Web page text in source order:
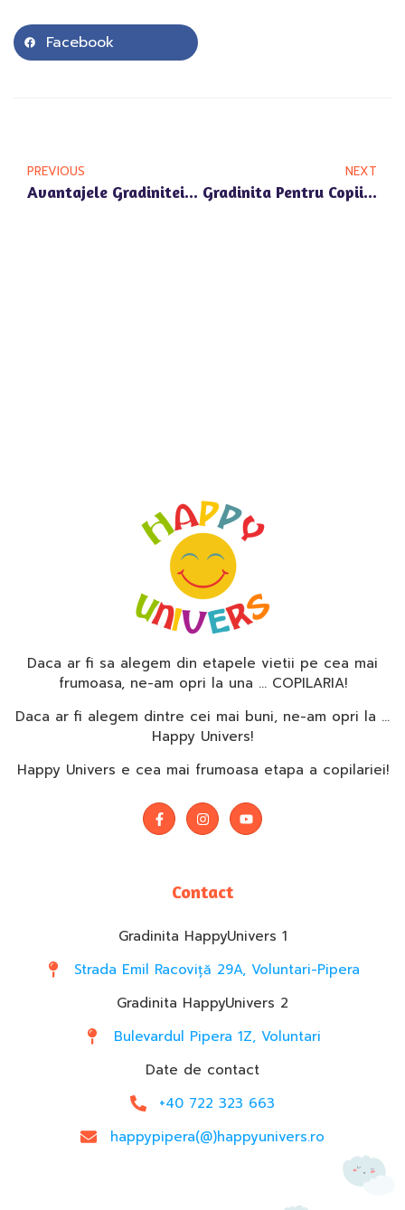
Facebook
PREVIOUS
Avantajele Gradinitei Cu Program Prelungit In Zona Tunari Pentru Parintii Din Voluntari
NEXT
Gradinita Pentru Copii 2-6 Ani In Voluntari – Dezvoltata Pentru Nevoile Celor Mici
Daca ar fi sa alegem din etapele vietii pe cea mai
frumoasa, ne-am opri la una … COPILARIA!
Daca ar fi alegem dintre cei mai buni, ne-am opri la …
Happy Univers!
Happy Univers e cea mai frumoasa etapa a copilariei!
Contact
Gradinita HappyUnivers 1
Strada Emil Racoviță 29A, Voluntari-Pipera
Gradinita HappyUnivers 2
Bulevardul Pipera 1Z, Voluntari
Date de contact
+40 722 323 663
happypipera(@)happyunivers.ro